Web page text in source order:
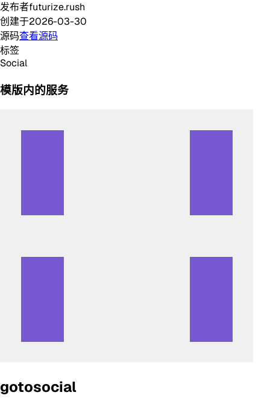
发布者futurize.rush
创建于2026-03-30
源码查看源码
标签
Social
模版内的服务
gotosocial